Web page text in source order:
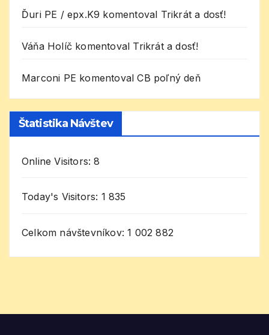
Ďuri PE / epx.K9 komentoval Trikrát a dosť!
Váňa Holíč komentoval Trikrát a dosť!
Marconi PE komentovalCB poľný deň
Štatistika Návštev
Online Visitors:8
Today's Visitors: 1 835
Celkom návštevníkov:1 002 882